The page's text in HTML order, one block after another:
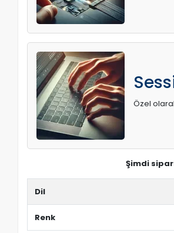
Özel
Şimdi
Dil
Renk